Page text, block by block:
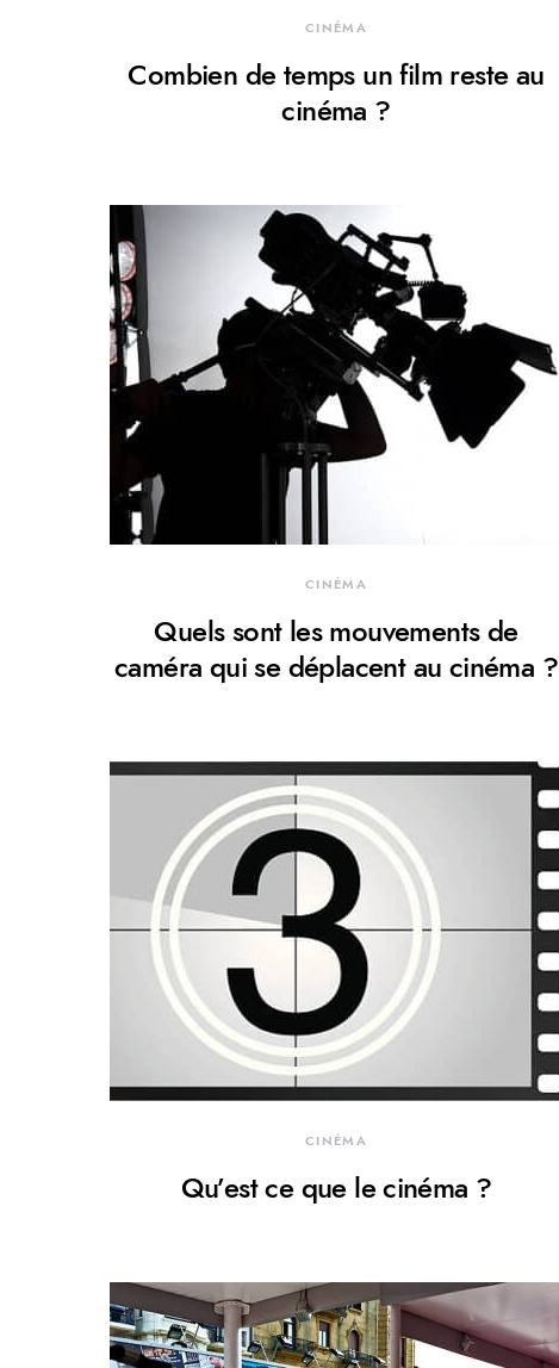
CINÉMA
Combien de temps un film reste au
cinéma ?
CINÉMA
Quels sont les mouvements de
caméra qui se déplacent au cinéma ?
CINÉMA
Qu’est ce que le cinéma ?